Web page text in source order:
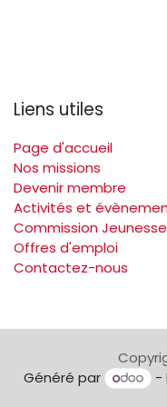
Liens utiles
Page d'accueil
Nos missions
Devenir membre
Activités et
Commission Jeunesse
Offres d'emploi
Contactez-nous
Généré par
-